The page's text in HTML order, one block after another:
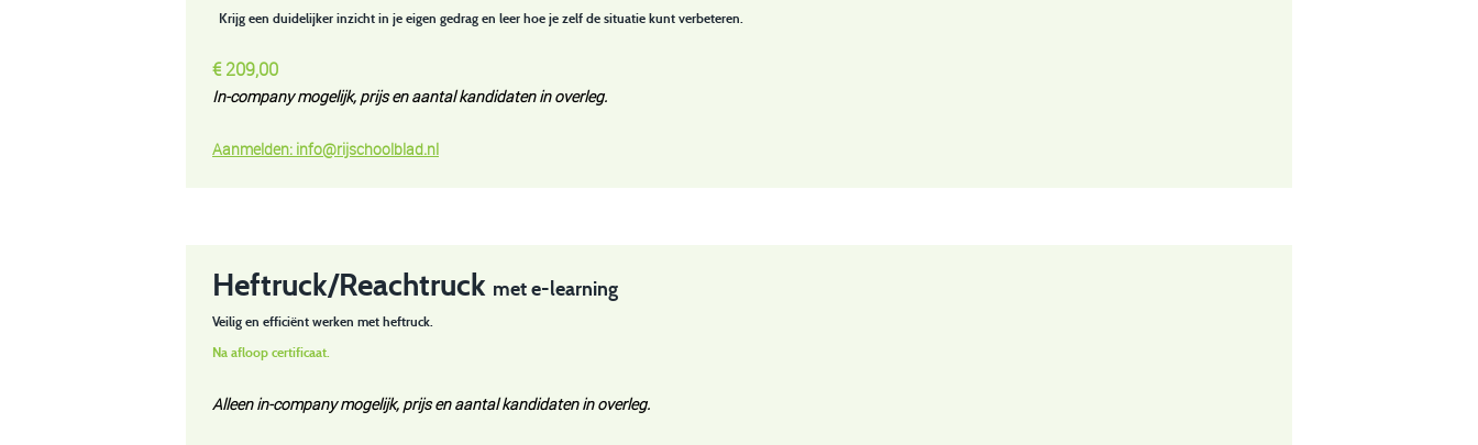
Krijg een duidelijker inzicht in je eigen gedrag en leer hoe je zelf de situatie kunt verbeteren.
€ 209,00
In-company mogelijk, prijs enaantal kandidaten in overleg.
Aanmelden: info@rijschoolblad.nl
Heftruck/Reachtruck met e-learning
Veilig en efficiënt werken met heftruck.
Na afloop certificaat.
Alleen in-company mogelijk, prijs en aantal kandidaten in overleg.